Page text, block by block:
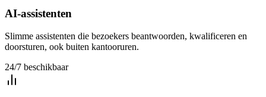
AI-assistenten
Slimme assistenten die bezoekers beantwoorden, kwalificeren en
doorsturen, ook buiten kantooruren.
24/7 beschikbaar